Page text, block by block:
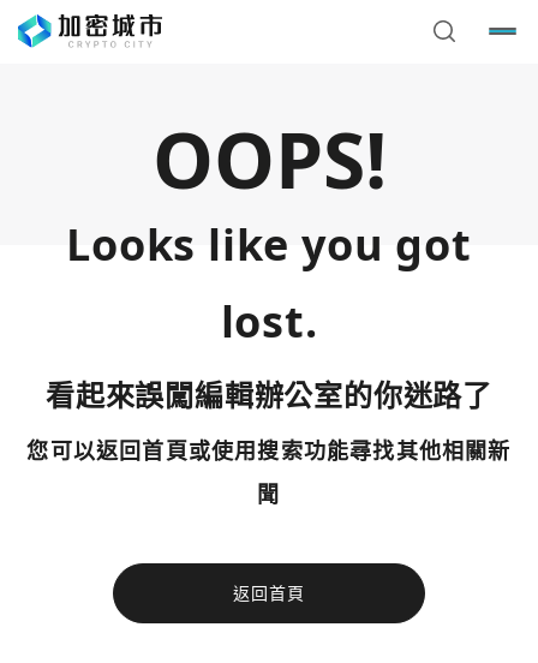
OOPS!
Looks like you got
lost.
看起來誤闖編輯辦公室的你迷路了
您可以返回首頁或使用搜索功能尋找其他相關新
聞
返回首頁
今日熱門
使用以下帳號繼續
您已閒置5分鐘，請點擊關閉按鈕或空白處，即可回到加密
今日熱門